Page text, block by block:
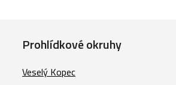
Prohlídkové okruhy
Veselý Kopec